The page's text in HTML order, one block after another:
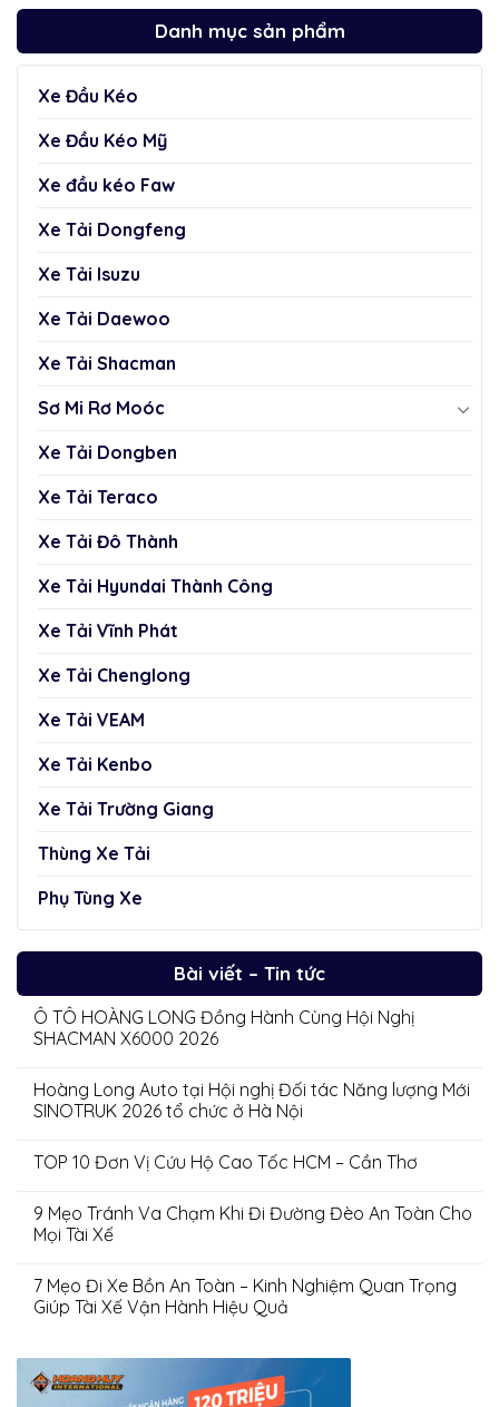
Danh mục sản phẩm
Xe Đầu Kéo
Xe Đầu Kéo Mỹ
Xe đầu kéo Faw
Xe Tải Dongfeng
Xe Tải Isuzu
Xe Tải Daewoo
Xe Tải Shacman
Sơ Mi Rơ Moóc
Xe Tải Dongben
Xe Tải Teraco
Xe Tải Đô Thành
Xe Tải Hyundai Thành Công
Xe Tải Vĩnh Phát
Xe Tải Chenglong
Xe Tải VEAM
Xe Tải Kenbo
Xe Tải Trường Giang
Thùng Xe Tải
Phụ Tùng Xe
Bài viết – Tin tức
Ô TÔ HOÀNG LONG Đồng Hành Cùng Hội Nghị
SHACMAN X6000 2026
Hoàng Long Auto tại Hội nghị Đối tác Năng lượng Mới
SINOTRUK 2026 tổ chức ở Hà Nội
TOP 10 Đơn Vị Cứu Hộ Cao Tốc HCM – Cần Thơ
9 Mẹo Tránh Va Chạm Khi Đi Đường Đèo An Toàn Cho
Mọi Tài Xế
7 Mẹo Đi Xe Bồn An Toàn – Kinh Nghiệm Quan Trọng
Giúp Tài Xế Vận Hành Hiệu Quả